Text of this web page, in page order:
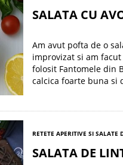
SALATA CU
Am avut pofta de o
improvizat si am facut
folosit Fantomele din
calcica foarte buna
RETETE APERITIVE SI SALATE
SALATA DE